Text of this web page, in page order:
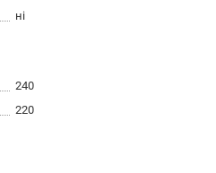
ні
240
220